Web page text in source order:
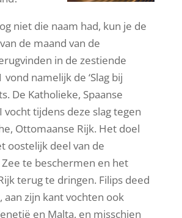
niet die naam had, kun je de
de maand van de
in de zestiende
namelijk de ‘Slag bij
De Katholieke, Spaanse
vocht tijdens deze slag tegen
Ottomaanse Rijk. Het doel
oostelijk deel van de
te beschermen en het
terug te dringen. Filips deed
aan zijn kant vochten ook
en Malta, en misschien